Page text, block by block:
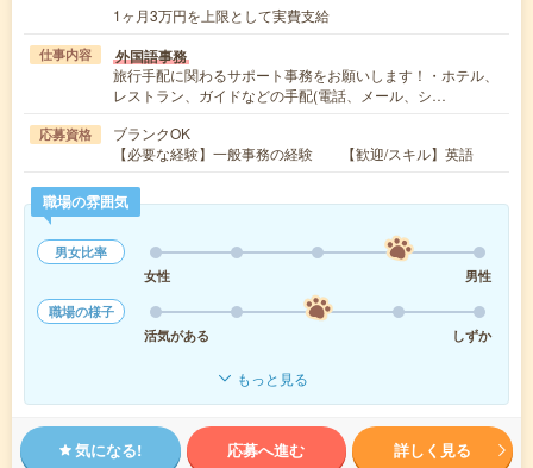
1ヶ月3万円を上限として実費支給
仕事内容 外国語事務
旅行手配に関わるサポート事務をお願いします！・ホテル、
レストラン、ガイドなどの手配(電話、メール、シ…
応募資格
ブランクOK
【必要な経験】一般事務の経験 【歓迎/スキル】英語
職場の雰囲気
男女比率
女性
男性
職場の様子
活気がある
しずか
もっと見る
気になる! 応募へ進む 詳しく見る